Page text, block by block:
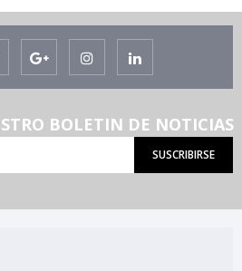
BOLETIN DE NOTICIAS
SUSCRIBIRSE